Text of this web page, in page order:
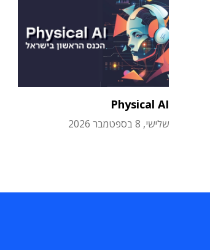
Physical AI
שלישי, 8 בספטמבר 2026